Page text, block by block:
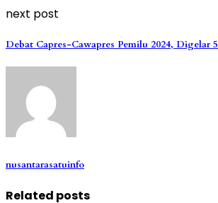
next post
Debat Capres-Cawapres Pemilu 2024, Digelar
nusantarasatuinfo
Related posts